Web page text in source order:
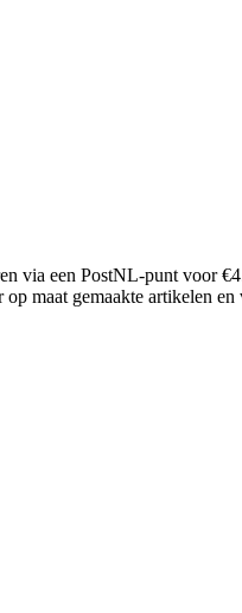
via een PostNL-punt voor
maat gemaakte artikelen